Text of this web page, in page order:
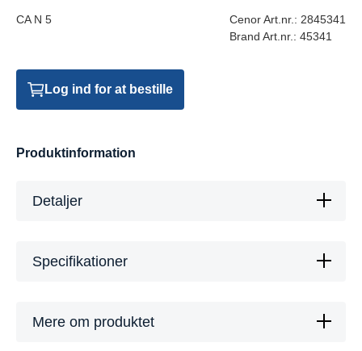
CA N 5 Cenor Art.nr.: 2845341
Brand Art.nr.: 45341
Log ind for at bestille
Produktinformation
Detaljer
Specifikationer
Mere om produktet